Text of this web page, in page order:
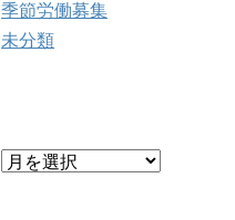
季節労働募集
未分類
ブ